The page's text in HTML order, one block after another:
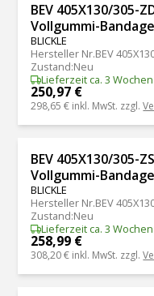
BEV 405X130/305-
Vollgummi-Bandage
BLICKLE
Hersteller Nr.BEV
Zustand:Neu
Lieferzeit ca. 3 Wochen
250,97 €
298,65 € inkl. MwSt. zzgl.
BEV 405X130/305-
Vollgummi-Bandage
BLICKLE
Hersteller Nr.BEV
Zustand:Neu
Lieferzeit ca. 3 Wochen
258,99 €
308,20 € inkl. MwSt. zzgl.